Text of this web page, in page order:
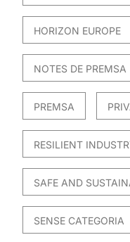
HORIZON EUROPE
NOTES DE PREMSA
PREMSA
RESILIENT
SAFE AND
SENSE CATEGORIA